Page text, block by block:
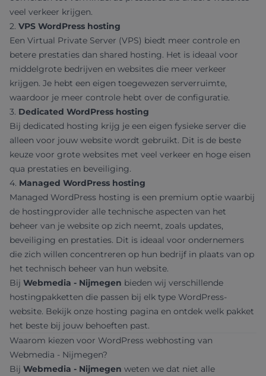
veel verkeer krijgen.
2. VPS WordPress hosting
Een Virtual Private Server (VPS) biedt meer controle en
betere prestaties dan shared hosting. Het is ideaal voor
middelgrote bedrijven en websites die meer verkeer
krijgen. Je hebt een eigen toegewezen serverruimte,
waardoor je meer controle hebt over de configuratie.
3. Dedicated WordPress hosting
Bij dedicated hosting krijg je een eigen fysieke server die
alleen voor jouw website wordt gebruikt. Dit is de beste
keuze voor grote websites met veel verkeer en hoge eisen
qua prestaties en beveiliging.
4. Managed WordPress hosting
Managed WordPress hosting is een premium optie waarbij
de hostingprovider alle technische aspecten van het
beheer van je website op zich neemt, zoals updates,
beveiliging en prestaties. Dit is ideaal voor ondernemers
die zich willen concentreren op hun bedrijf in plaats van op
het technisch beheer van hun website.
Bij Webmedia - Nijmegen bieden wij verschillende
hostingpakketten die passen bij elk type WordPress-
website. Bekijk onze hosting pagina en ontdek welk pakket
het beste bij jouw behoeften past.
Waarom kiezen voor WordPress webhosting van
Webmedia - Nijmegen?
Bij Webmedia - Nijmegen weten we dat niet alle